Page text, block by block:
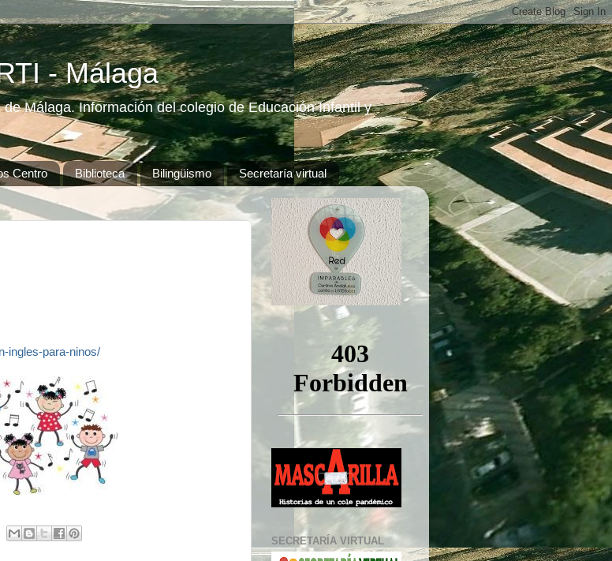
- Málaga
Málaga. Información del colegio de Educación Infantil y
Centro Biblioteca Bilingüismo Secretaría virtual
ingles-para-ninos/
SECRETARÍA VIRTUAL